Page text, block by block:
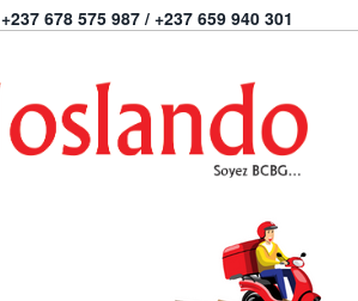
+237 678 575 987 / +237 659 940 301